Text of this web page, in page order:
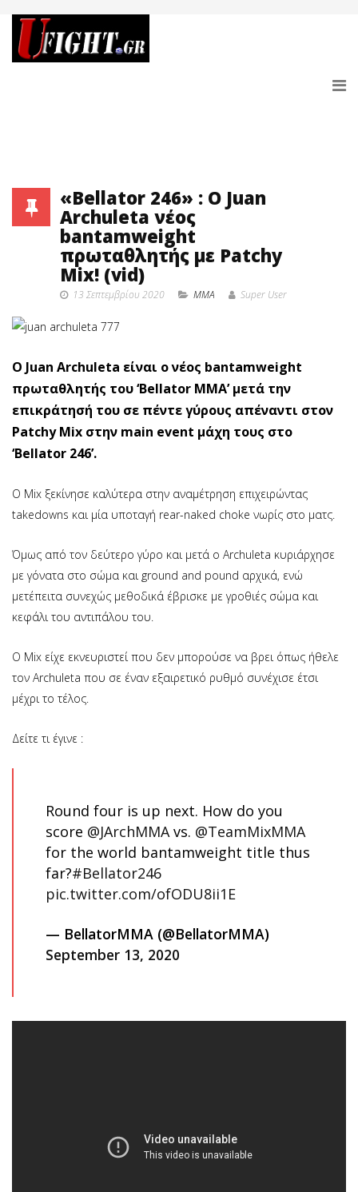
«Bellator 246» : O Juan
Archuleta νέος
bantamweight
πρωταθλητής με Patchy
Mix! (vid)
13 Σεπτεμβρίου 2020 MMA Super User
O Juan Archuleta είναι ο νέος bantamweight
πρωταθλητής του ‘Bellator MMA’ μετά την
επικράτησή του σε πέντε γύρους απέναντι στον
Patchy Mix στην main event μάχη τους στο
‘Bellator 246’.
O Μix ξεκίνησε καλύτερα στην αναμέτρηση επιχειρώντας
takedowns και μία υποταγή rear-naked choke νωρίς στο ματς.
Όμως από τον δεύτερο γύρο και μετά ο Archuleta κυριάρχησε
με γόνατα στο σώμα και ground and pound αρχικά, ενώ
μετέπειτα συνεχώς μεθοδικά έβρισκε με γροθιές σώμα και
κεφάλι του αντιπάλου του.
Ο Mix είχε εκνευριστεί που δεν μπορούσε να βρει όπως ήθελε
τον Archuleta που σε έναν εξαιρετικό ρυθμό συνέχισε έτσι
μέχρι το τέλος.
Δείτε τι έγινε :
Round four is up next. How do you
score @JArchMMAvs. @TeamMixMMA
for the world bantamweight title thus
far?#Bellator246
pic.twitter.com/ofODU8ii1E
— BellatorMMA (@BellatorMMA)
September 13, 2020